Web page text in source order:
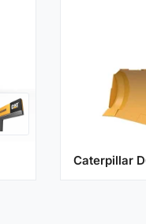
Caterpillar